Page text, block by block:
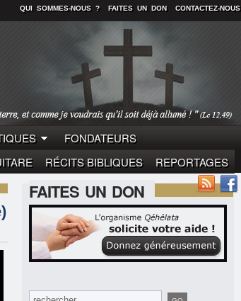
QUI SOMMES-NOUS ? FAITES UN DON CONTACTEZ-NOUS
FONDATEURS
RÉCITS BIBLIQUES
REPORTAGES
FAITES UN DON